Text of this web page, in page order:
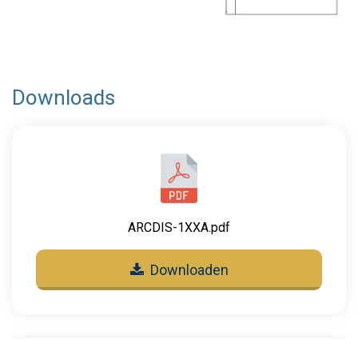
Downloads
ARCDIS-1XXA.pdf
Downloaden